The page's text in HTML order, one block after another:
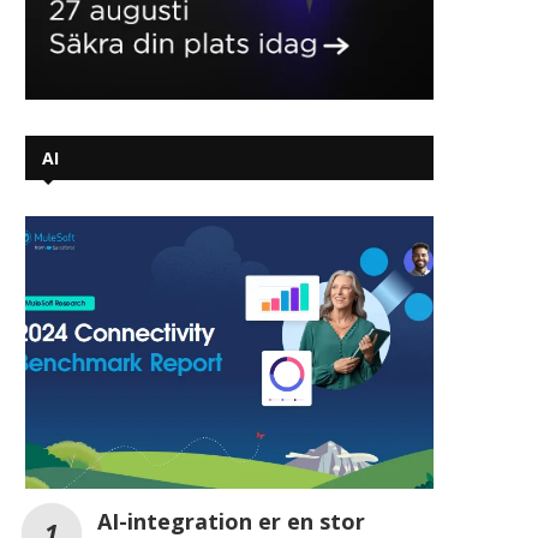
AI-integration er en stor
udfordring for virksomheder
trods øgede IT-budgetter
AI-instrukser afslører virksomheders
strategi for cyberforsvar